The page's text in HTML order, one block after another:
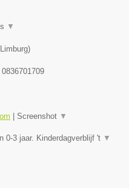
▼
Limburg)
0836701709
| Screenshot ▼
0-3 jaar. Kinderdagverblijf 't ▼